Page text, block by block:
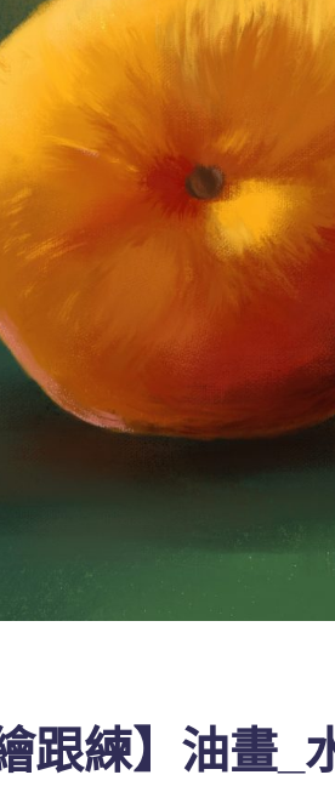
跟練】油畫_